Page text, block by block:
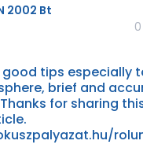
2002 Bt
0
good tips especially
brief and
for sharing